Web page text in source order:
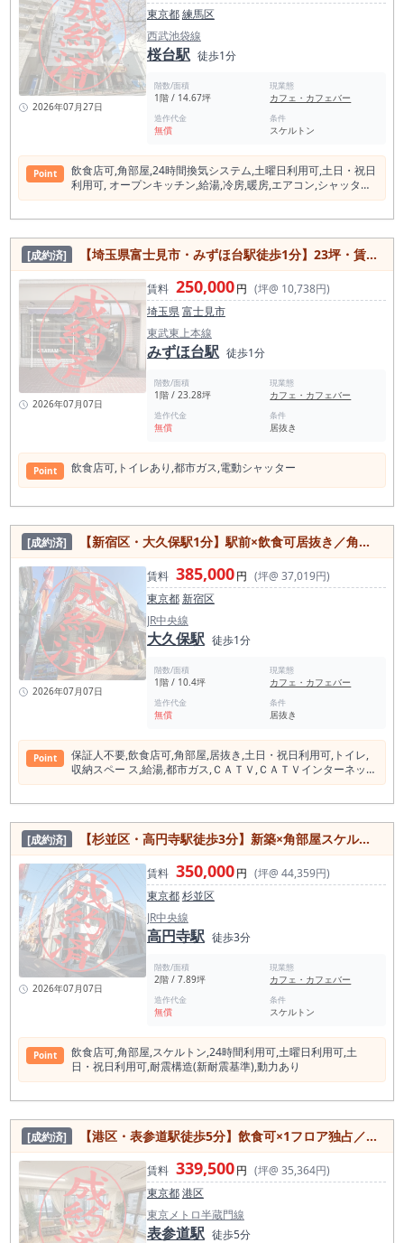
2026年07月27日
東京都練馬区
西武池袋線
桜台駅 徒歩1分
階数/面積
1階 / 14.67坪
現業態
カフェ・カフェバー
造作代金
無償
条件
スケルトン
Point
飲⾷店可,⾓部屋,24時間換気システム,⼟曜⽇利⽤可,⼟⽇・祝⽇
利⽤可, オープンキッチン,給湯,冷房,暖房,エアコン,シャッター
⾬⼾
[成約済] 【埼玉県富士見市・みずほ台駅徒歩1分】23坪・賃料25万円｜飲食店可×都市ガス×電動シャッター付の駅前好立地物件
2026年07月07日
賃料 250,000円 (坪@ 10,738円)
埼玉県富士見市
東武東上本線
みずほ台駅 徒歩1分
階数/面積
1階 / 23.28坪
現業態
カフェ・カフェバー
造作代金
無償
条件
居抜き
Point 飲⾷店可,トイレあり,都市ガス,電動シャッター
[成約済] 【新宿区・大久保駅1分】駅前×飲食可居抜き／角部屋で視認性良好／即営業可能な10坪店舗
2026年07月07日
賃料 385,000円 (坪@ 37,019円)
東京都 新宿区
JR中央線
大久保駅 徒歩1分
階数/面積
1階 / 10.4坪
現業態
カフェ・カフェバー
造作代金
無償
条件
居抜き
Point
保証⼈不要,飲⾷店可,⾓部屋,居抜き,⼟⽇・祝⽇利⽤可,トイレ,
収納スペー ス,給湯,都市ガス,ＣＡＴＶ,ＣＡＴＶインターネッ
ト,インターネット使⽤無料
[成約済] 【杉並区・高円寺駅徒歩3分】新築×角部屋スケルトン／飲食可／24時間営業OK／動力あり
2026年07月07日
賃料 350,000円 (坪@ 44,359円)
東京都杉並区
JR中央線
高円寺駅 徒歩3分
階数/面積
2階 / 7.89坪
現業態
カフェ・カフェバー
造作代金
無償
条件
スケルトン
Point
飲⾷店可,⾓部屋,スケルトン,24時間利⽤可,⼟曜⽇利⽤可,⼟
⽇・祝⽇利⽤可,耐震構造(新耐震基準),動⼒あり
[成約済] 【港区・表参道駅徒歩5分】飲食可×1フロア独占／24時間営業可／角部屋
賃料 339,500円 (坪@ 35,364円)
東京都港区
東京メトロ半蔵門線
表参道駅 徒歩5分